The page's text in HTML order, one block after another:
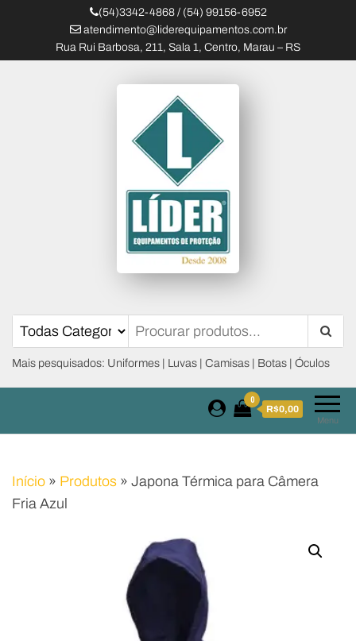
(54)3342-4868 / (54) 99156-6952
atendimento@liderequipamentos.com.br
Rua Rui Barbosa, 211, Sala 1, Centro, Marau – RS
Líder Equipamentos
Mais pesquisados: Uniformes | Luvas | Camisas | Botas | Óculos
Menu
0
R$0,00
Início » Produtos » Japona Térmica para Câmera
Fria Azul